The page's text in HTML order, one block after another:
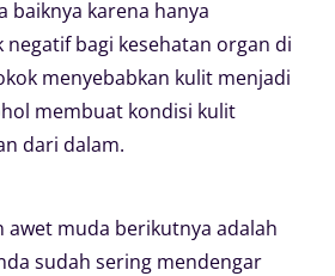
baiknya karena hanya
bagi kesehatan organ di
menyebabkan kulit menjadi
membuat kondisi kulit
dari dalam.
awet muda berikutnya adalah
sudah sering mendengar